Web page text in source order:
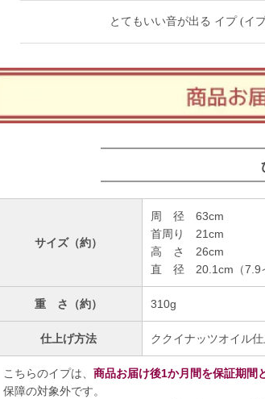
とてもいい音が出る イプ (イ
サイズ（約）
周 径 63cm
首周り 21cm
高 さ 26cm
直 径 20.1cm（7.9
重 さ（約） 310g
仕上げ方法 ククイナッツオイル
こちらのイプは、 商品お届け後1か月間を保証期間
保障の対象外です。